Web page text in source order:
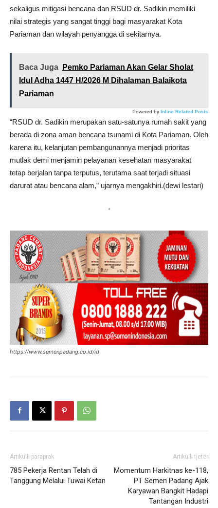
sekaligus mitigasi bencana dan RSUD dr. Sadikin memiliki
nilai strategis yang sangat tinggi bagi masyarakat Kota
Pariaman dan wilayah penyangga di sekitarnya.
Baca Juga
Pemko Pariaman Akan Gelar Sholat
Idul Adha 1447 H/2026 M Dihalaman Balaikota
Pariaman
Powered by Inline Related Posts
“RSUD dr. Sadikin merupakan satu-satunya rumah sakit yang
berada di zona aman bencana tsunami di Kota Pariaman. Oleh
karena itu, kelanjutan pembangunannya menjadi prioritas
mutlak demi menjamin pelayanan kesehatan masyarakat
tetap berjalan tanpa terputus, terutama saat terjadi situasi
darurat atau bencana alam,” ujarnya mengakhiri.(dewi lestari)
*
https://www.semenpadang.co.id/id
Artikulli paraprak
785 Pekerja Rentan Telah di
Tanggung Melalui Tuwai Ketan
Artikulli tjetër
Momentum Harkitnas ke-118,
PT Semen Padang Ajak
Karyawan Bangkit Hadapi
Tantangan Industri